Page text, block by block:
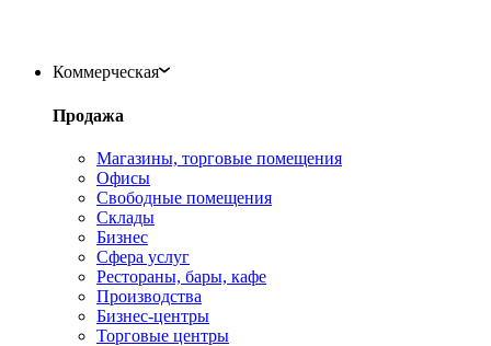
Коммерческая
Продажа
Магазины, торговые помещения
Офисы
Свободные помещения
Склады
Бизнес
Сфера услуг
Рестораны, бары, кафе
Производства
Бизнес-центры
Торговые центры